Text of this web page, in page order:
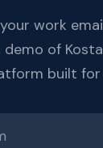
work
demo of
built for